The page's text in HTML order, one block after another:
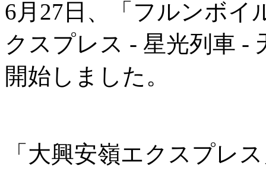
6月27日、「フルンボイ
クスプレス - 星光列車 -
開始しました。
「大興安嶺エクスプレ